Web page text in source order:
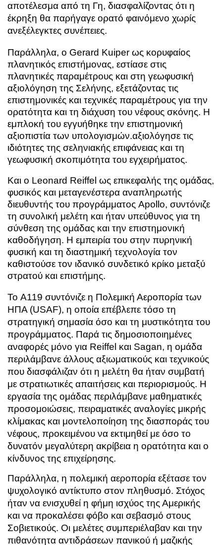
αποτέλεσμα από τη Γη, διασφαλίζοντας ότι η
έκρηξη θα παρήγαγε ορατό φαινόμενο χωρίς
ανεξέλεγκτες συνέπειες.
Παράλληλα, ο Gerard Kuiper ως κορυφαίος
πλανητικός επιστήμονας, εστίασε στις
πλανητικές παραμέτρους και στη γεωφυσική
αξιολόγηση της Σελήνης, εξετάζοντας τις
επιστημονικές και τεχνικές παραμέτρους για την
ορατότητα και τη διάχυση του νέφους σκόνης. Η
εμπλοκή του εγγυήθηκε την επιστημονική
αξιοπιστία των υπολογισμών.αξιολόγησε τις
ιδιότητες της σεληνιακής επιφάνειας και τη
γεωφυσική σκοπιμότητα του εγχειρήματος.
Και ο Leonard Reiffel ως επικεφαλής της ομάδας,
φυσικός και μεταγενέστερα αναπληρωτής
διευθυντής του προγράμματος Apollo, συντόνιζε
τη συνολική μελέτη και ήταν υπεύθυνος για τη
σύνθεση της ομάδας και την επιστημονική
καθοδήγηση. Η εμπειρία του στην πυρηνική
φυσική και τη διαστημική τεχνολογία τον
καθιστούσε τον ιδανικό συνδετικό κρίκο μεταξύ
στρατού και επιστήμης.
Το A119 συντόνιζε η Πολεμική Αεροπορία των
ΗΠΑ (USAF), η οποία επέβλεπε τόσο τη
στρατηγική σημασία όσο και τη μυστικότητα του
προγράμματος. Παρά τις δημοσιοποιημένες
αναφορές μόνο για Reiffel και Sagan, η ομάδα
περιλάμβανε άλλους αξιωματικούς και τεχνικούς
που διασφάλιζαν ότι η μελέτη θα ήταν συμβατή
με στρατιωτικές απαιτήσεις και περιορισμούς. Η
εργασία της ομάδας περιλάμβανε μαθηματικές
προσομοιώσεις, πειραματικές αναλογίες μικρής
κλίμακας και μοντελοποίηση της διασποράς του
νέφους, προκειμένου να εκτιμηθεί με όσο το
δυνατόν μεγαλύτερη ακρίβεια η ορατότητα και ο
κίνδυνος της επιχείρησης.
Παράλληλα, η πολεμική αεροπορία εξέτασε τον
ψυχολογικό αντίκτυπο στον πληθυσμό. Στόχος
ήταν να ενισχυθεί η φήμη ισχύος της Αμερικής
και να προκαλέσει φόβο και σεβασμό στους
Σοβιετικούς. Οι μελέτες συμπεριέλαβαν και την
πιθανότητα αντιδράσεων πανικού ή μαζικής